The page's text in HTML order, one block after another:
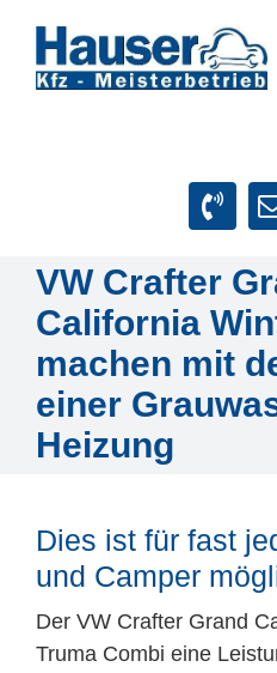
Inhalt
springen
Leistungen
Firmenphilosophie
Kundenstimmen
Mitarbeiter
Karriere
VW Crafter
California
machen mit
einer
Heizung
Dies ist für fast
und Camper
Der VW Crafter Grand
Truma Combi eine